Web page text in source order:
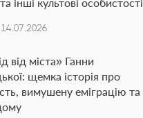
14.07.2026
від міста» Ганни
щемка історія про
вимушену еміграцію та